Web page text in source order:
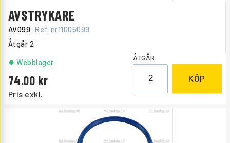
AVSTRYKARE
AV099 Ref. nr11005099
Åtgår 2
Pris exkl.
74.00
Webblager ÅTGÅR
KÖP